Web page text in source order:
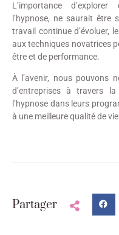
L’importance
l’hypnose, ne saurait être
travail continue d’évoluer,
aux techniques novatrices
être et de performance.
À l’avenir, nous pouvons
d’entreprises à travers
l’hypnose dans leurs
à une meilleure qualité de
Partager